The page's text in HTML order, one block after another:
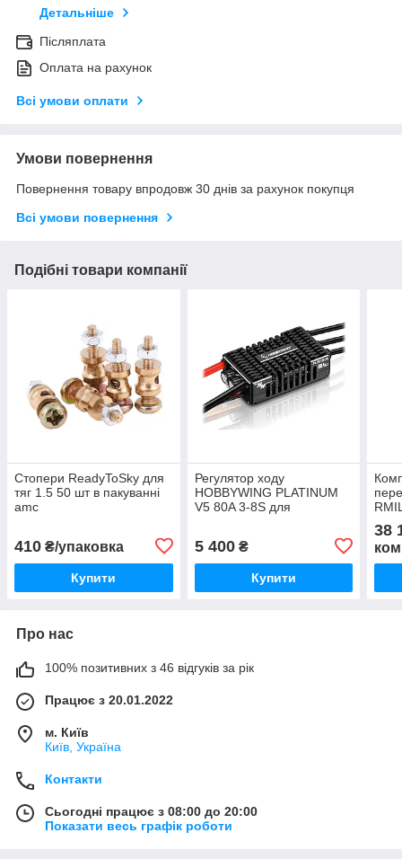
Детальніше
Післяплата
Оплата на рахунок
Всі умови оплати
Умови повернення
Повернення товару впродовж 30 днів за рахунок покупця
Всі умови повернення
Подібні товари компанії
Стопери ReadyToSky для
тяг 1.5 50 шт в пакуванні
amc
410 ₴/упаковка
Купити
Регулятор ходу
HOBBYWING PLATINUM
V5 80A 3-8S для
5 400₴
Купити
RC
38
Про нас
100% позитивних з 46 відгуків за рік
Працює з 20.01.2022
м. Київ
Київ, Україна
Контакти
Сьогодні працює з 08:00 до 20:00
Показати весь графік роботи